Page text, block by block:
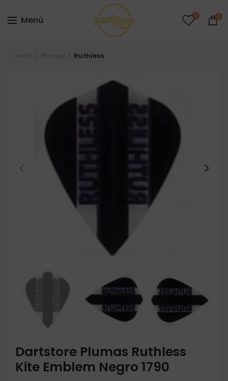
Menú 0 0
Inicio Plumas Ruthless
Dartstore Plumas Ruthless
Kite Emblem Negro 1790